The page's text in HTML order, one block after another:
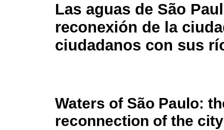
Las aguas de São
reconexión de la
ciudadanos con sus
Waters of São Paulo:
reconnection of the